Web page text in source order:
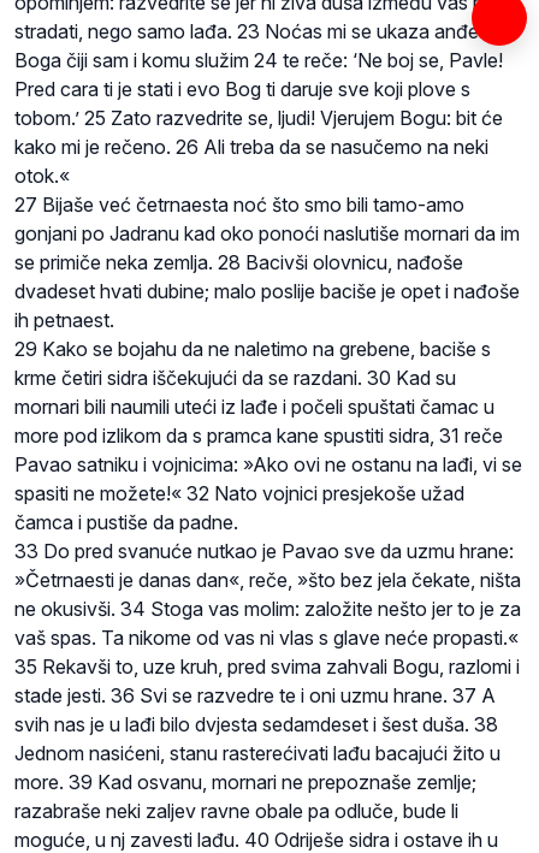
stradati, nego samo lađa. 23 Noćas mi se ukaza anđeo
Boga čiji sam i komu služim 24 te reče: ‘Ne boj se, Pavle!
Pred cara ti je stati i evo Bog ti daruje sve koji plove s
tobom.’ 25 Zato razvedrite se, ljudi! Vjerujem Bogu: bit će
kako mi je rečeno. 26 Ali treba da se nasučemo na neki
otok.«
27 Bijaše već četrnaesta noć što smo bili tamo-amo
gonjani po Jadranu kad oko ponoći naslutiše mornari da im
se primiče neka zemlja. 28 Bacivši olovnicu, nađoše
dvadeset hvati dubine; malo poslije baciše je opet i nađoše
ih petnaest.
29 Kako se bojahu da ne naletimo na grebene, baciše s
krme četiri sidra iščekujući da se razdani. 30 Kad su
mornari bili naumili uteći iz lađe i počeli spuštati čamac u
more pod izlikom da s pramca kane spustiti sidra, 31 reče
Pavao satniku i vojnicima: »Ako ovi ne ostanu na lađi, vi se
spasiti ne možete!« 32 Nato vojnici presjekoše užad
čamca i pustiše da padne.
33 Do pred svanuće nutkao je Pavao sve da uzmu hrane:
»Četrnaesti je danas dan«, reče, »što bez jela čekate, ništa
ne okusivši. 34 Stoga vas molim: založite nešto jer to je za
vaš spas. Ta nikome od vas ni vlas s glave neće propasti.«
35 Rekavši to, uze kruh, pred svima zahvali Bogu, razlomi i
stade jesti. 36 Svi se razvedre te i oni uzmu hrane. 37 A
svih nas je u lađi bilo dvjesta sedamdeset i šest duša. 38
Jednom nasićeni, stanu rasterećivati lađu bacajući žito u
more. 39 Kad osvanu, mornari ne prepoznaše zemlje;
razabraše neki zaljev ravne obale pa odluče, bude li
moguće, u nj zavesti lađu. 40 Odriješe sidra i ostave ih u